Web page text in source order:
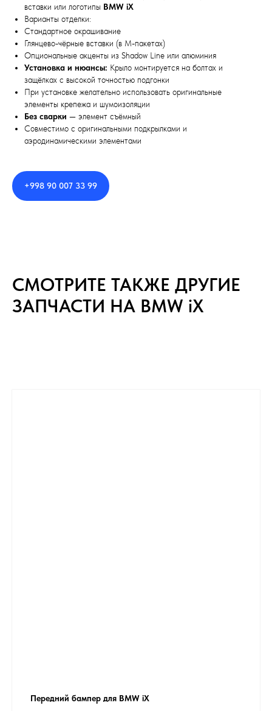
вставки или логотипы BMW iX
Варианты отделки:
Стандартное окрашивание
Глянцево-чёрные вставки (в M-пакетах)
Опциональные акценты из Shadow Line или алюминия
Установка и нюансы: Крыло монтируется на болтах и
защёлках с высокой точностью подгонки
При установке желательно использовать оригинальные
элементы крепежа и шумоизоляции
Без сварки — элемент съёмный
Совместимо с оригинальными подкрылками и
аэродинамическими элементами
+998 90 007 33 99
СМОТРИТЕ ТАКЖЕ ДРУГИЕ
ЗАПЧАСТИ НА BMW iX
Передний бампер для BMW iX